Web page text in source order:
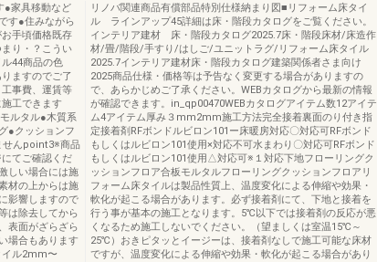
●家具移動など
す●住みながら
手頃価格既存
り・？こうい
44商品の色
ますのでご了
事費、運賃等
工できます
ルタル●木質系
●クッションフ
せんpoint3※商品
てご確認くだ
しい場合には施
材の上からは施
影響しますので
は除去してから
表面がざらざら
場合もあります
イル2mm〜
リノバ関連商品有償部品特別仕様納まり図■リフォーム床タイ
ル ラインアップ45詳細は床・階段カタログをご覧ください。
インテリア建材 床・階段カタログ2025.7床・階段床材/床造作
材/畳/階段/手すり/はしご/ユニットラグ/リフォーム床タイル
2025.7インテリア建材床・階段カタログ建築関係者さま向け
2025商品仕様・価格等は予告なく変更する場合がありますの
で、あらかじめご了承ください。WEBカタログから最新の情報
が確認できます。in_qp00470WEBカタログアイテム数12アイテ
ム4アイテム厚み３mm2mm施工方法完全接着裏面のり付き指
定接着剤RFボンドルビロン101ー床暖房対応〇対応可RFボンド
もしくはルビロン101使用×対応不可水まわり〇対応可RFボンド
もしくはルビロン101使用△対応可※１対応下地フローリングク
ッションフロア合板モルタルフローリングクッションフロアリ
フォーム床タイルは製品性質上、温度変化による伸縮や効果・
軟化が起こる場合があります。必ず接着剤にて、下地と接着を
行う事が基本の施工となります。5℃以下では接着剤の反応が悪
くなるため施工しないでください。（望ましくは室温15℃～
25℃）おきピタッとイージーは、接着剤なしで施工可能な床材
ですが、温度変化による伸縮や効果・軟化が起こる場合があり